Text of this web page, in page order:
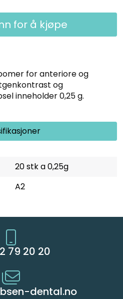
for å kjøpe
for anteriore og
og
inneholder 0,25 g.
20 stk a 0,25g
A2
79 20 20
dental.no